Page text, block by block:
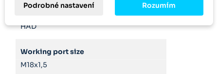
HAD
Working port size
M18x1,5
Podrobné nastavení Rozumím